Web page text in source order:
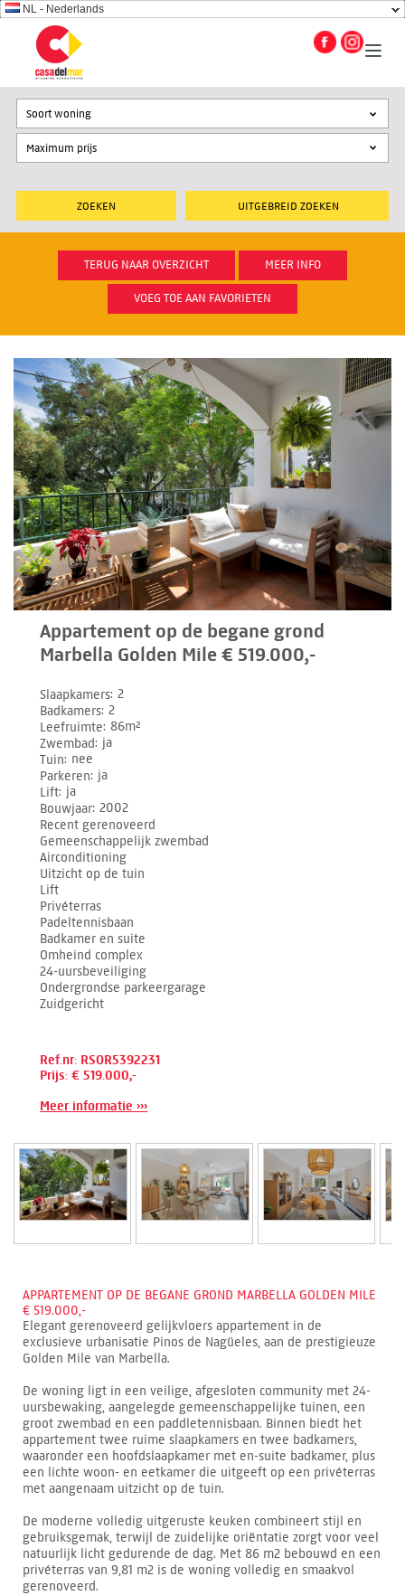
NL - Nederlands
UITGEBREID ZOEKEN
Soort woning
TERUG NAAR OVERZICHT MEER INFO
VOEG TOE AAN FAVORIETEN
Appartement op de begane grond
Marbella Golden Mile € 519.000,-
Slaapkamers 2
Badkamers 2
Leefruimte 86m²
Zwembad ja
Tuin nee
Parkeren ja
Lift ja
Bouwjaar 2002
Recent gerenoveerd
Gemeenschappelijk zwembad
Airconditioning
Uitzicht op de tuin
Lift
Privéterras
Padeltennisbaan
Badkamer en suite
Omheind complex
24-uursbeveiliging
Ondergrondse parkeergarage
Zuidgericht
Ref.nr: RSOR5392231
Prijs: € 519.000,-
Meer informatie ›››
APPARTEMENT OP DE BEGANE GROND MARBELLA GOLDEN MILE
€ 519.000,-
Elegant gerenoveerd gelijkvloers appartement in de
exclusieve urbanisatie Pinos de Nagüeles, aan de prestigieuze
Golden Mile van Marbella.
De woning ligt in een veilige, afgesloten community met 24-
uursbewaking, aangelegde gemeenschappelijke tuinen, een
groot zwembad en een paddletennisbaan. Binnen biedt het
appartement twee ruime slaapkamers en twee badkamers,
waaronder een hoofdslaapkamer met en-suite badkamer, plus
een lichte woon- en eetkamer die uitgeeft op een privéterras
met aangenaam uitzicht op de tuin.
De moderne volledig uitgeruste keuken combineert stijl en
gebruiksgemak, terwijl de zuidelijke oriëntatie zorgt voor veel
natuurlijk licht gedurende de dag. Met 86 m2 bebouwd en een
privéterras van 9,81 m2 is de woning volledig en smaakvol
gerenoveerd.